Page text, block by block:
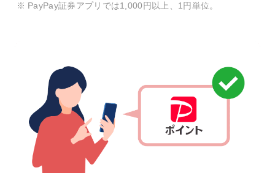
PayPay証券アプリでは1,000円以上、1円単位。